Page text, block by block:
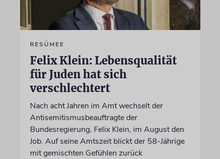
RESÜMEE
Felix Klein: Lebensqualität
für Juden hat sich
verschlechtert
Nach acht Jahren im Amt wechselt der
Antisemitismusbeauftragte der
Bundesregierung, Felix Klein, im August den
Job. Auf seine Amtszeit blickt der 58-Jährige
mit gemischten Gefühlen zurück